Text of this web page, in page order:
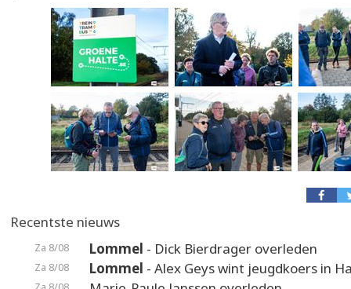
Recentste nieuws
Za 8/08 Lommel - Dick Bierdrager overleden
Za 8/08 Lommel - Alex Geys wint jeugdkoers in